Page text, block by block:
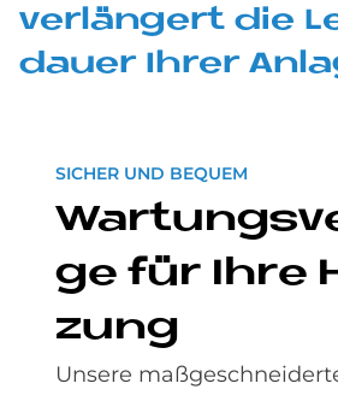
ver­län­gert die
dau­er Ih­rer
SICHER UND BEQUEM
ge für Ihre
zung
Unsere